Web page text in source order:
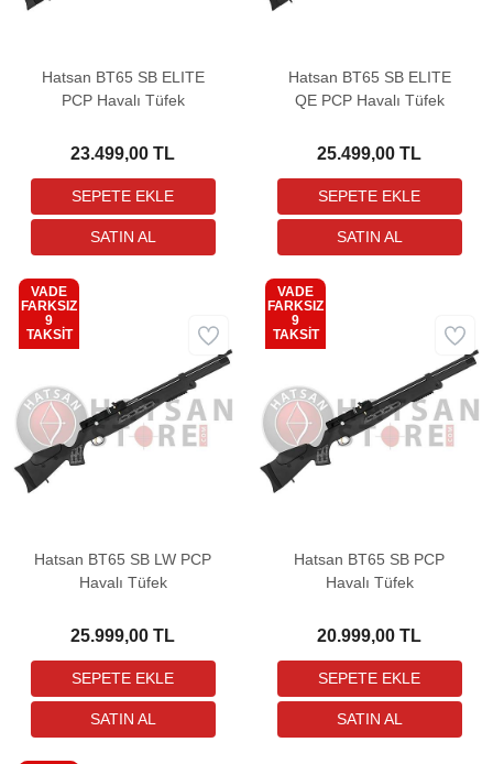
Hatsan BT65 SB ELITE
PCP Havalı Tüfek
23.499,00 TL
Hatsan BT65 SB ELITE
QE PCP Havalı Tüfek
25.499,00 TL
Hatsan BT65 SB LW PCP
Havalı Tüfek
25.999,00 TL
VADE
FARKSIZ
9
TAKSİT
Kargo
Bedava
Hatsan BT65 SB PCP
Havalı Tüfek
20.999,00 TL
VADE
FARKSIZ
9
TAKSİT
Kargo
Bedava